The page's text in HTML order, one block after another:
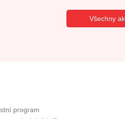
Všechny
program